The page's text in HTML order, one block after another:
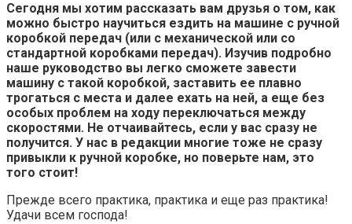
Сегодня мы хотим рассказать вам друзья о том, как
можно быстро научиться ездить на машине с ручной
коробкой передач (или с механической или со
стандартной коробками передач). Изучив подробно
наше руководство вы легко сможете завести
машину с такой коробкой, заставить ее плавно
трогаться с места и далее ехать на ней, а еще без
особых проблем на ходу переключаться между
скоростями. Не отчаивайтесь, если у вас сразу не
получится. У нас в редакции многие тоже не сразу
привыкли к ручной коробке, но поверьте нам, это
того стоит!
Прежде всего практика, практика и еще раз практика!
Удачи всем господа!